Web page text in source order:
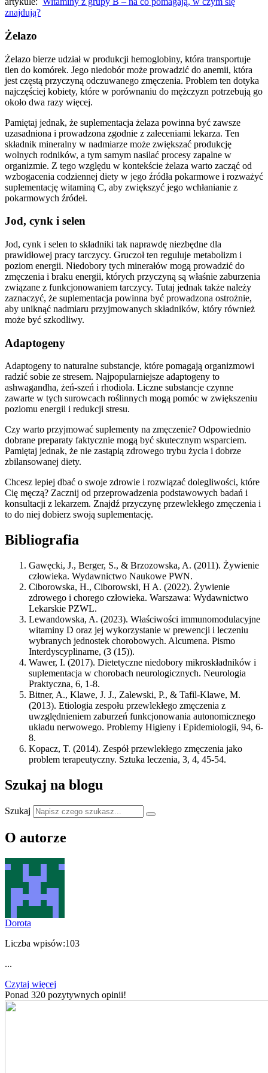
znajdują?
Żelazo
Żelazo bierze udział w produkcji hemoglobiny, która transportuje
tlen do komórek. Jego niedobór może prowadzić do anemii, która
jest częstą przyczyną odczuwanego zmęczenia. Problem ten dotyka
najczęściej kobiety, które w porównaniu do mężczyzn potrzebują go
około dwa razy więcej.
Pamiętaj jednak, że suplementacja żelaza powinna być zawsze
uzasadniona i prowadzona zgodnie z zaleceniami lekarza. Ten
składnik mineralny w nadmiarze może zwiększać produkcję
wolnych rodników, a tym samym nasilać procesy zapalne w
organizmie. Z tego względu w kontekście żelaza warto zacząć od
wzbogacenia codziennej diety w jego źródła pokarmowe i rozważyć
suplementację witaminą C, aby zwiększyć jego wchłanianie z
pokarmowych źródeł.
Jod, cynk i selen
Jod, cynk i selen to składniki tak naprawdę niezbędne dla
prawidłowej pracy tarczycy. Gruczoł ten reguluje metabolizm i
poziom energii. Niedobory tych minerałów mogą prowadzić do
zmęczenia i braku energii, których przyczyną są właśnie zaburzenia
związane z funkcjonowaniem tarczycy. Tutaj jednak także należy
zaznaczyć, że suplementacja powinna być prowadzona ostrożnie,
aby uniknąć nadmiaru przyjmowanych składników, który również
może być szkodliwy.
Adaptogeny
Adaptogeny to naturalne substancje, które pomagają organizmowi
radzić sobie ze stresem. Najpopularniejsze adaptogeny to
ashwagandha, żeń-szeń i rhodiola. Liczne substancje czynne
zawarte w tych surowcach roślinnych mogą pomóc w zwiększeniu
poziomu energii i redukcji stresu.
Czy warto przyjmować suplementy na zmęczenie? Odpowiednio
dobrane preparaty faktycznie mogą być skutecznym wsparciem.
Pamiętaj jednak, że nie zastąpią zdrowego trybu życia i dobrze
zbilansowanej diety.
Chcesz lepiej dbać o swoje zdrowie i rozwiązać dolegliwości, które
Cię męczą? Zacznij od przeprowadzenia podstawowych badań i
konsultacji z lekarzem. Znajdź przyczynę przewlekłego zmęczenia i
to do niej dobierz swoją suplementację.
Bibliografia
Gawęcki, J., Berger, S., & Brzozowska, A. (2011). Żywienie
człowieka. Wydawnictwo Naukowe PWN.
Ciborowska, H., Ciborowski, H A. (2022). Żywienie
zdrowego i chorego człowieka. Warszawa: Wydawnictwo
Lekarskie PZWL.
Lewandowska, A. (2023). Właściwości immunomodulacyjne
witaminy D oraz jej wykorzystanie w prewencji i leczeniu
wybranych jednostek chorobowych. Alcumena. Pismo
Interdyscyplinarne, (3 (15)).
Wawer, I. (2017). Dietetyczne niedobory mikroskładników i
suplementacja w chorobach neurologicznych. Neurologia
Praktyczna, 6, 1-8.
Bitner, A., Klawe, J. J., Zalewski, P., & Tafil-Klawe, M.
(2013). Etiologia zespołu przewlekłego zmęczenia z
uwzględnieniem zaburzeń funkcjonowania autonomicznego
układu nerwowego. Problemy Higieny i Epidemiologii, 94, 6-
8.
Kopacz, T. (2014). Zespół przewlekłego zmęczenia jako
problem terapeutyczny. Sztuka leczenia, 3, 4, 45-54.
Szukaj na blogu
Szukaj
O autorze
Dorota
Liczba wpisów:103
...
Czytaj więcej
Ponad 320 pozytywnych opinii!